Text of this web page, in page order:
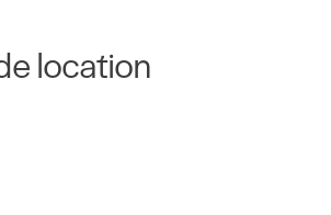
location